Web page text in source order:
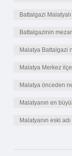
Battalgazi Malatyalı
Battalgazinin
Malatya Battalgazi
Malatya Merkez
Malatya önceden
Malatyanın en
Malatyanın eski